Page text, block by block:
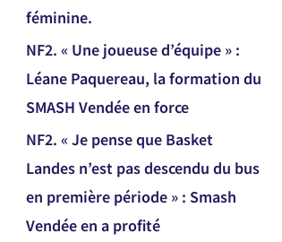
féminine.
NF2. « Une joueuse d’équipe » :
Léane Paquereau, la formation du
SMASH Vendée en force
NF2. « Je pense que Basket
Landes n’est pas descendu du bus
en première période » : Smash
Vendée en a profité